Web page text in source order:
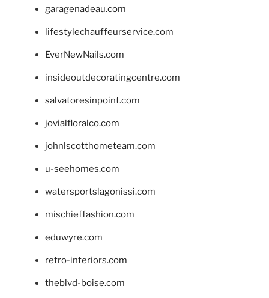
garagenadeau.com
lifestylechauffeurservice.com
EverNewNails.com
insideoutdecoratingcentre.com
salvatoresinpoint.com
jovialfloralco.com
johnlscotthometeam.com
u-seehomes.com
watersportslagonissi.com
mischieffashion.com
eduwyre.com
retro-interiors.com
theblvd-boise.com